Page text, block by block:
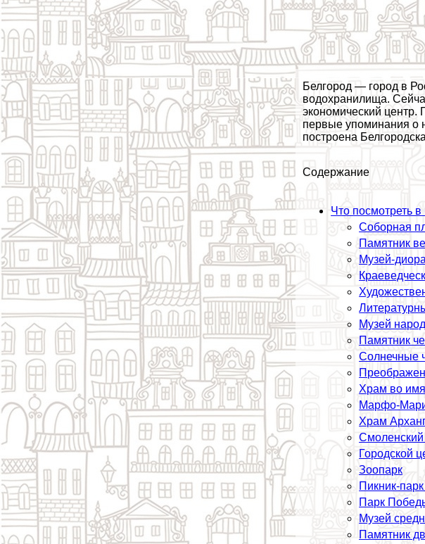
Белгород — город в
водохранилища.
экономический центр.
первые упоминания о
построена
Содержание
Что посмотреть
Соборная
Памятник
Музей-
Музей
Памятник
Солнечные
Храм во
Марфо-
Храм
Смоленский
Городской
Зоопарк
Пикник-
Парк
Музей
Памятник